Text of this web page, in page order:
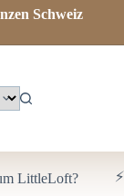
Schweiz
LittleLoft?